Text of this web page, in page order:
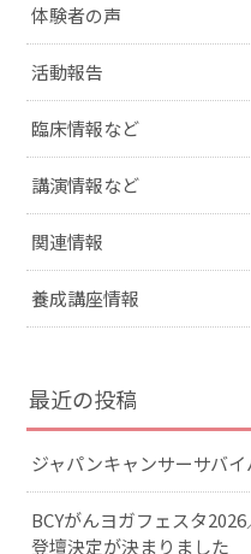
体験者の声
活動報告
臨床情報など
講演情報など
関連情報
養成講座情報
最近の投稿
ジャパンキャンサーサバ
BCYがんヨガフェスタ
登壇決定が決まりました